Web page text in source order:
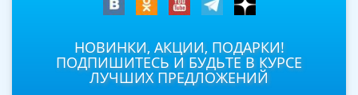
НОВИНКИ, АКЦИИ, ПОДАРКИ!
ПОДПИШИТЕСЬ И БУДЬТЕ В КУРСЕ
ЛУЧШИХ ПРЕДЛОЖЕНИЙ